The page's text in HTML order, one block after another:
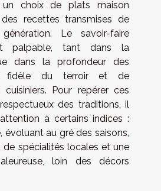
choix de plats maison
recettes transmises de
Le savoir-faire
palpable, tant dans la
dans la profondeur des
fidèle du terroir et de
cuisiniers. Pour repérer ces
des traditions, il
à certains indices :
évoluant au gré des saisons,
de spécialités locales et une
loin des décors